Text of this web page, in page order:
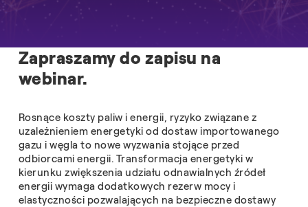
Zapraszamy do zapisu na
webinar.
Rosnące koszty paliw i energii, ryzyko związane z
uzależnieniem energetyki od dostaw importowanego
gazu i węgla to nowe wyzwania stojące przed
odbiorcami energii. Transformacja energetyki w
kierunku zwiększenia udziału odnawialnych źródeł
energii wymaga dodatkowych rezerw mocy i
elastyczności pozwalających na bezpieczne dostawy